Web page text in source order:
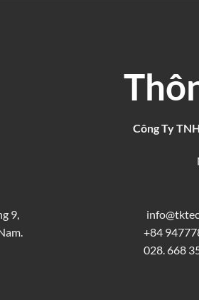
Công Ty
9,
+84
028. 668